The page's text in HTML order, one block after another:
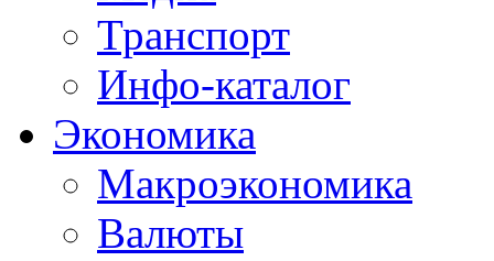
Транспорт
Инфо-каталог
Экономика
Макроэкономика
Валюты